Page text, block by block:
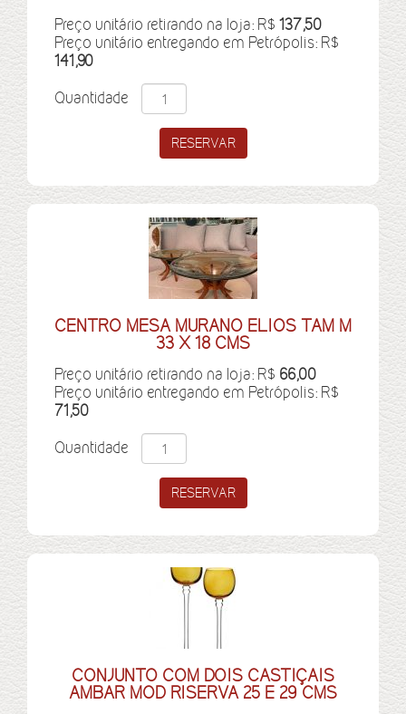
Preço unitário retirando na loja: R$ 137,50
Preço unitário entregando em Petrópolis: R$
141,90
Quantidade
CENTRO MESA MURANO ELIOS TAM M
33 X 18 CMS
Preço unitário retirando na loja: R$ 66,00
Preço unitário entregando em Petrópolis: R$
71,50
Quantidade
CONJUNTO COM DOIS CASTIÇAIS
AMBAR MOD RISERVA 25 E 29 CMS